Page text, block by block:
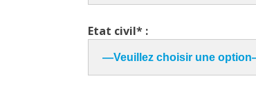
Etat civil* :